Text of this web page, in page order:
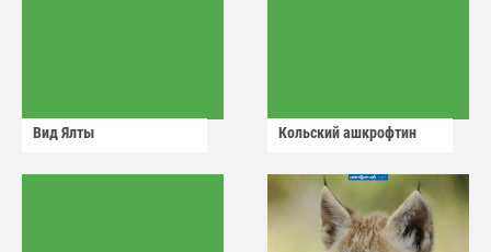
Вид Ялты Кольский ашкрофтин